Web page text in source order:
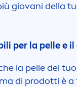
giovani della
per la pelle e il
la pelle del
di prodotti è